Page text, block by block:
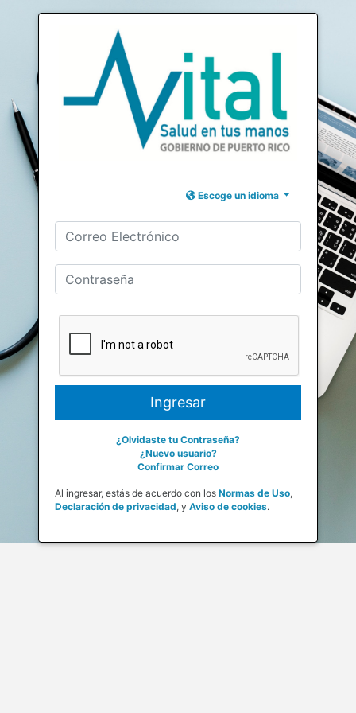
Escoge un idioma
¿Olvidaste tu Contraseña?
¿Nuevo usuario?
Confirmar Correo
Al ingresar, estás de acuerdo con los Normas de Uso,
Declaración de privacidad, y Aviso de cookies.